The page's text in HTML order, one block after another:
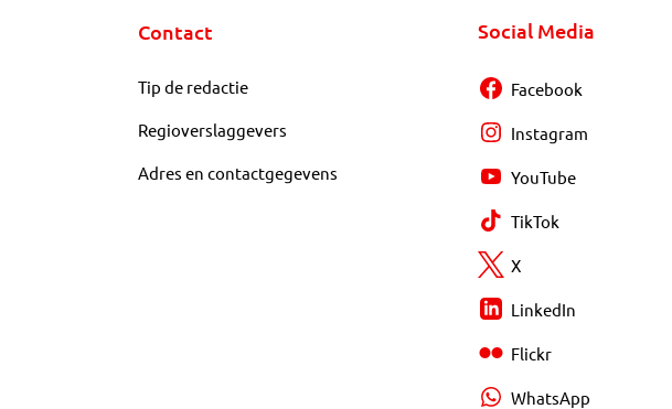
Contact
Tip de redactie
Regioverslaggevers
Adres en contactgegevens
Social Media
Facebook
Instagram
YouTube
TikTok
X
LinkedIn
Flickr
WhatsApp